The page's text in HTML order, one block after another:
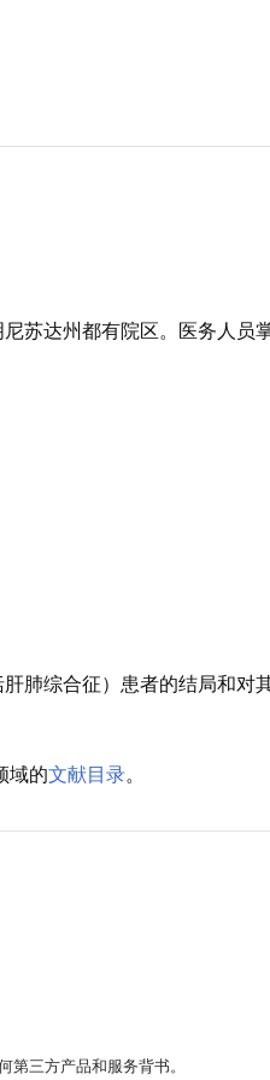
苏达州都有院区。医务人
肺综合征）患者的结局和对
域的文献目录。
三方产品和服务背书。